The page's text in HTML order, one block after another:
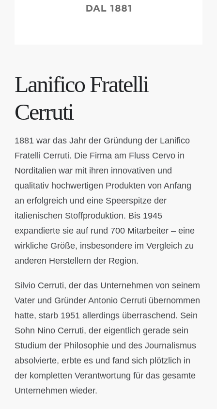
REISER
KONTAKT & ÖFFNUNGSZEITEN
Lanifico Fratelli
Cerruti
1881 war das Jahr der Gründung der Lanifico
Fratelli Cerruti. Die Firma am Fluss Cervo in
Norditalien war mit ihren innovativen und
qualitativ hochwertigen Produkten von Anfang
an erfolgreich und eine Speerspitze der
italienischen Stoffproduktion. Bis 1945
expandierte sie auf rund 700 Mitarbeiter – eine
wirkliche Größe, insbesondere im Vergleich zu
anderen Herstellern der Region.
Silvio Cerruti, der das Unternehmen von seinem
Vater und Gründer Antonio Cerruti übernommen
hatte, starb 1951 allerdings überraschend. Sein
Sohn Nino Cerruti, der eigentlich gerade sein
Studium der Philosophie und des Journalismus
absolvierte, erbte es und fand sich plötzlich in
der kompletten Verantwortung für das gesamte
Unternehmen wieder.